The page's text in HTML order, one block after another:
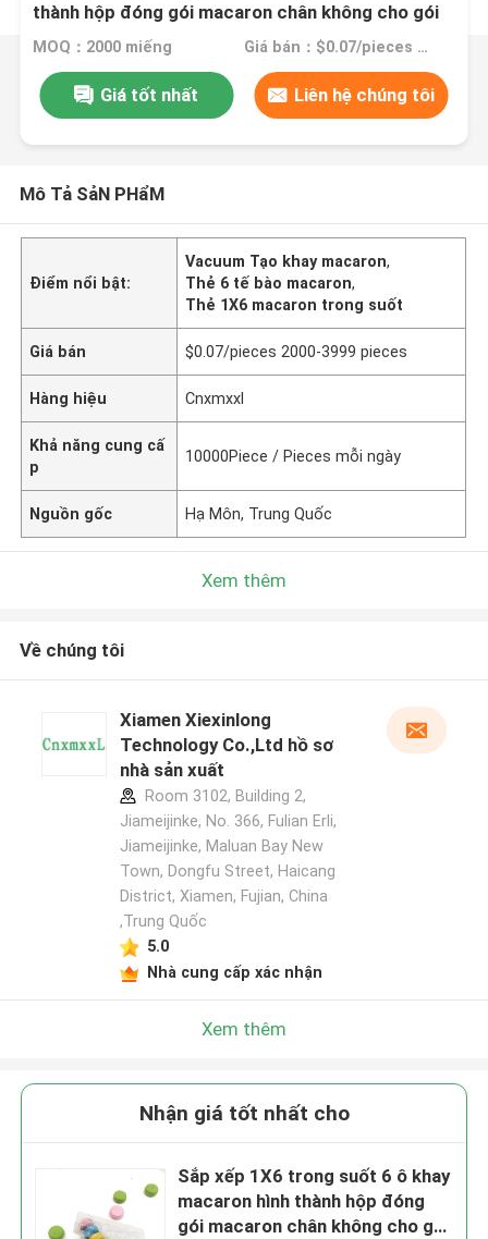
thành hộp đóng gói macaron chân không cho gói
macaron cỡ trung bình
MOQ：2000 miếng Giá bán：$0.07/pieces 2000-3999 pieces
Giá tốt nhất Liên hệ chúng tôi
Mô Tả SảN PHẩM
Điểm nổi bật:
Vacuum Tạo khay macaron,
Thẻ 6 tế bào macaron,
Thẻ 1X6 macaron trong suốt
Giá bán $0.07/pieces 2000-3999 pieces
Hàng hiệu Cnxmxxl
Khả năng cung cấ
p
10000Piece / Pieces mỗi ngày
Nguồn gốc Hạ Môn, Trung Quốc
Xem thêm
Về chúng tôi
Xiamen Xiexinlong
Technology Co.,Ltd hồ sơ
nhà sản xuất
Room 3102, Building 2,
Jiameijinke, No. 366, Fulian Erli,
Jiameijinke, Maluan Bay New
Town, Dongfu Street, Haicang
District, Xiamen, Fujian, China
,Trung Quốc
5.0
Nhà cung cấp xác nhận
Xem thêm
Nhận giá tốt nhất cho
Sắp xếp 1X6 trong suốt 6 ô khay
macaron hình thành hộp đóng
gói macaron chân không cho gói